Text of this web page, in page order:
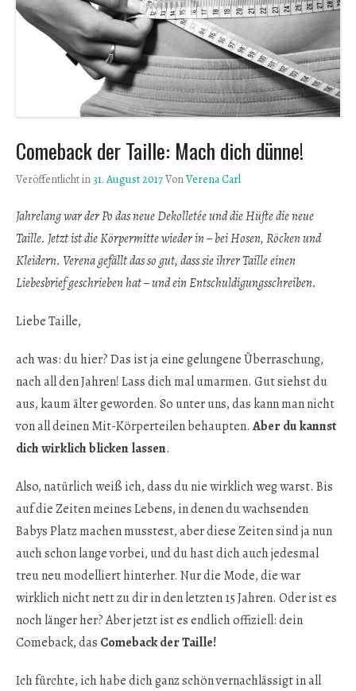
Comeback der Taille: Mach dich dünne!
Veröffentlicht in 31. August 2017VonVerena Carl
Jahrelang war der Po das neue Dekolletée und die Hüfte die neue
Taille. Jetzt ist die Körpermitte wieder in – bei Hosen, Röcken und
Kleidern. Verena gefällt das so gut, dass sie ihrer Taille einen
Liebesbrief geschrieben hat – und ein Entschuldigungsschreiben.
Liebe Taille,
ach was: du hier? Das ist ja eine gelungene Überraschung,
nach all den Jahren! Lass dich mal umarmen. Gut siehst du
aus, kaum älter geworden. So unter uns, das kann man nicht
von all deinen Mit-Körperteilen behaupten. Aber du kannst
dich wirklich blicken lassen.
Also, natürlich weiß ich, dass du nie wirklich weg warst. Bis
auf die Zeiten meines Lebens, in denen du wachsenden
Babys Platz machen musstest, aber diese Zeiten sind ja nun
auch schon lange vorbei, und du hast dich auch jedesmal
treu neu modelliert hinterher. Nur die Mode, die war
wirklich nicht nett zu dir in den letzten 15 Jahren. Oder ist es
noch länger her? Aber jetzt ist es endlich offiziell: dein
Comeback, das Comeback der Taille!
Ich fürchte, ich habe dich ganz schön vernachlässigt in all